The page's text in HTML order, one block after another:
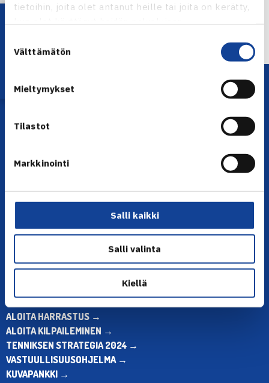
tietoihin, joita olet antanut heille tai joita on kerätty,
valinta
Välttämätön
Mieltymykset
Tilastot
Markkinointi
Salli kaikki
Salli valinta
Kiellä
← Edellinen
Seuraava uutinen: Herkko Pöllänen
Lataa OmaTennis!
Toimiston puhelinajat:
ma-pe klo 10.00-12.00
Muina aikoina olkaa yhteydessä
sähköpostitse: toimisto@tennis.fi
ALOITA HARRASTUS →
ALOITA KILPAILEMINEN →
TENNIKSEN STRATEGIA 2024 →
VASTUULLISUUSOHJELMA →
KUVAPANKKI →